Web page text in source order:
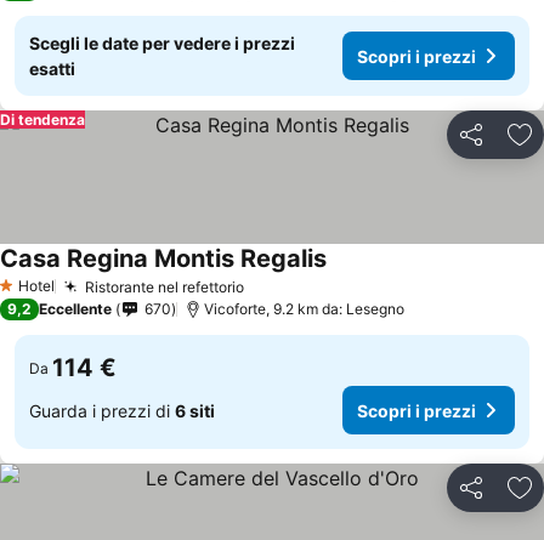
Scegli le date per vedere i prezzi
esatti
Scopri i prezzi
Condividi
Di tendenza
1 Stelle
Hotel Ristorante nel refettorio
Casa Regina Montis Regalis
9,2 Eccellente 670 Vicoforte, 9.2 km da: Lesegno
Da 114 €
Guarda i prezzi di 6 siti Scopri i prezzi
Condividi